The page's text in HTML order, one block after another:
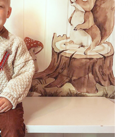
Teile dein Bild mit
Ähnliche